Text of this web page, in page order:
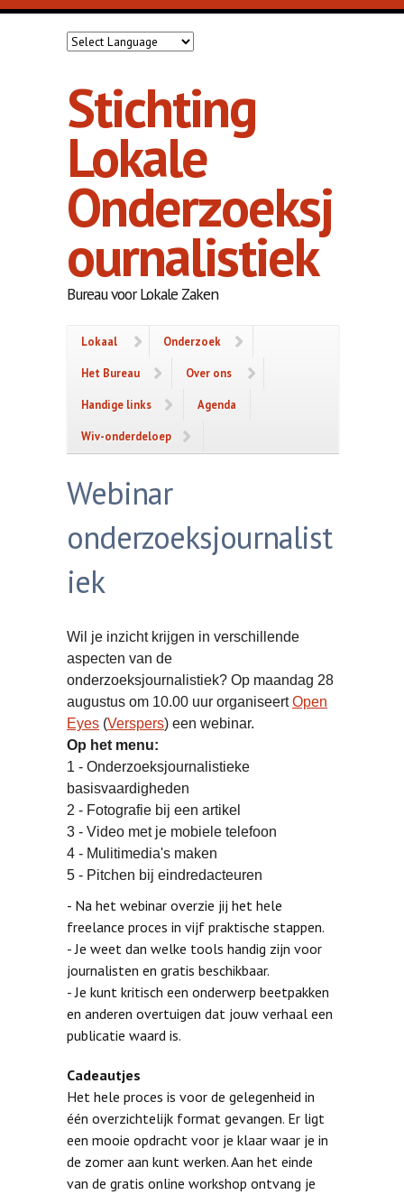
Overslaan en naar de inhoud gaan
Stichting
Lokale
Onderzoeksj
ournalistiek
Bureau voor Lokale Zaken
Lokaal Onderzoek
Het Bureau Over ons
Handige links Agenda
Wiv-onderdeloep
Webinar
onderzoeksjournalist
iek
Wil je inzicht krijgen in verschillende
aspecten van de
onderzoeksjournalistiek? Op maandag 28
augustus om 10.00 uur organiseertOpen
Eyes (Verspers) een webinar.
Op het menu:
1 - Onderzoeksjournalistieke
basisvaardigheden
2 - Fotografie bij een artikel
3 - Video met je mobiele telefoon
4 - Mulitimedia's maken
5 - Pitchen bij eindredacteuren
- Na het webinar overzie jij het hele
freelance proces in vijf praktische stappen.
- Je weet dan welke tools handig zijn voor
journalisten en gratis beschikbaar.
- Je kunt kritisch een onderwerp beetpakken
en anderen overtuigen dat jouw verhaal een
publicatie waard is.
Cadeautjes
Het hele proces is voor de gelegenheid in
één overzichtelijk format gevangen. Er ligt
een mooie opdracht voor je klaar waar je in
de zomer aan kunt werken. Aan het einde
van de gratis online workshop ontvang je